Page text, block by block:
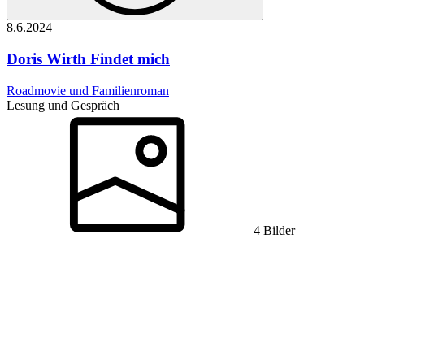
8.6.2024
Doris Wirth Findet mich
Roadmovie und Familienroman
Lesung und Gespräch
4 Bilder